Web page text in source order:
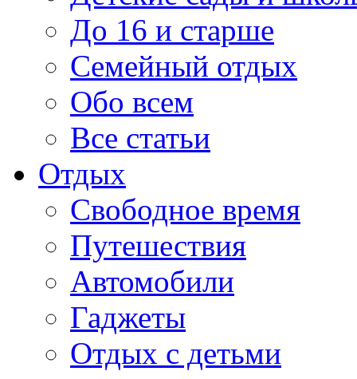
До 16 и старше
Семейный отдых
Обо всем
Все статьи
Отдых
Свободное время
Путешествия
Автомобили
Гаджеты
Отдых с детьми